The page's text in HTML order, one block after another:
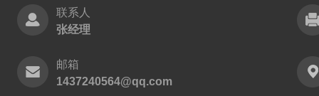
联系人
张经理
邮箱
1437240564@qq.com